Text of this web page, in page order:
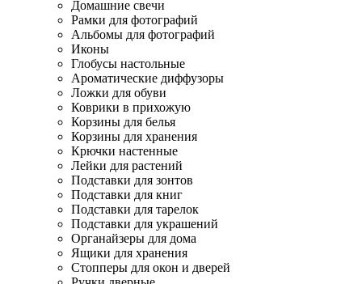
Домашние свечи
Рамки для фотографий
Альбомы для фотографий
Иконы
Глобусы настольные
Ароматические диффузоры
Ложки для обуви
Коврики в прихожую
Корзины для белья
Корзины для хранения
Крючки настенные
Лейки для растений
Подставки для зонтов
Подставки для книг
Подставки для тарелок
Подставки для украшений
Органайзеры для дома
Ящики для хранения
Стопперы для окон и дверей